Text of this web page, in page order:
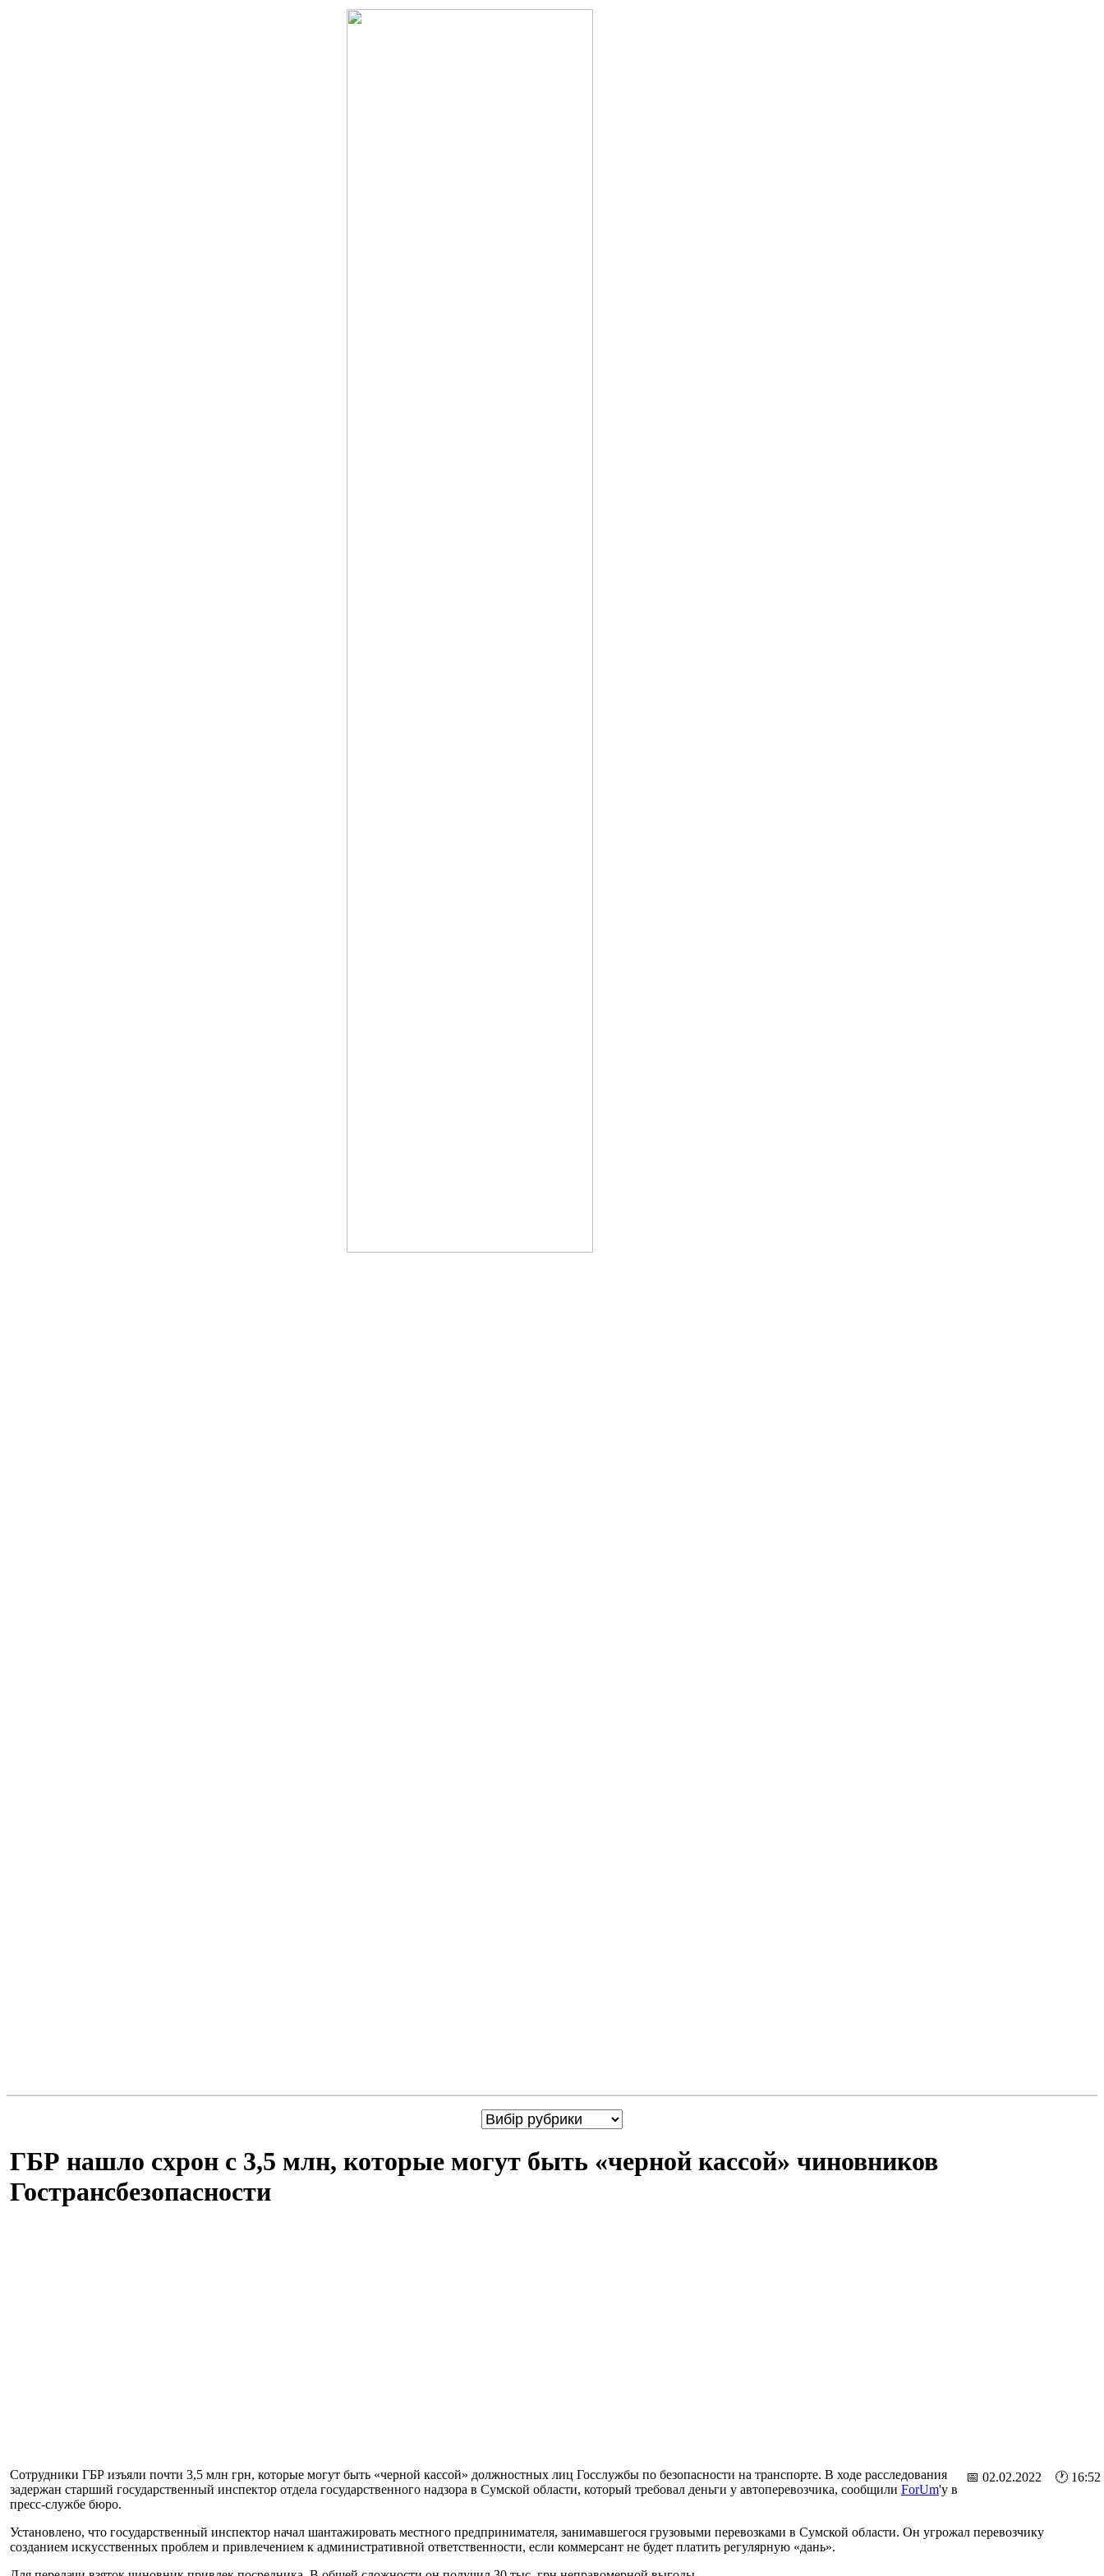
ГБР нашло схрон с 3,5 млн, которые могут быть «черной кассой» чиновников
Гострансбезопасности
📅 02.02.2022 🕐 16:52
Сотрудники ГБР изъяли почти 3,5 млн грн, которые могут быть «черной кассой» должностных лиц Госслужбы по безопасности на транспорте. В ходе расследования
задержан старший государственный инспектор отдела государственного надзора в Сумской области, который требовал деньги у автоперевозчика, сообщили ForUm'у в
пресс-службе бюро.
Установлено, что государственный инспектор начал шантажировать местного предпринимателя, занимавшегося грузовыми перевозками в Сумской области. Он угрожал перевозчику
созданием искусственных проблем и привлечением к административной ответственности, если коммерсант не будет платить регулярную «дань».